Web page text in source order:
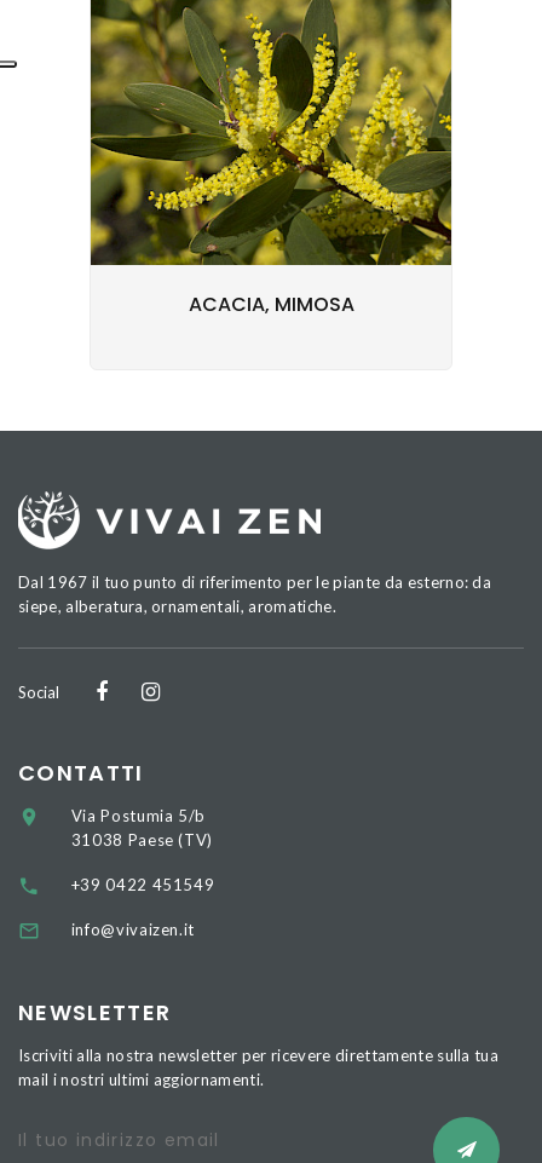
ACACIA, MIMOSA
Dal 1967 il tuo punto di riferimento per le piante da esterno: da
siepe, alberatura, ornamentali, aromatiche.
Social
CONTATTI
Via Postumia 5/b
31038 Paese (TV)
+39 0422 451549
info@vivaizen.it
NEWSLETTER
Iscriviti alla nostra newsletter per ricevere direttamente sulla tua
mail i nostri ultimi aggiornamenti.